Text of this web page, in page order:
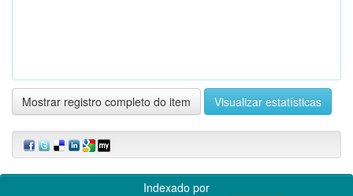
Mostrar registro completo do item Visualizar estatísticas
Indexado por